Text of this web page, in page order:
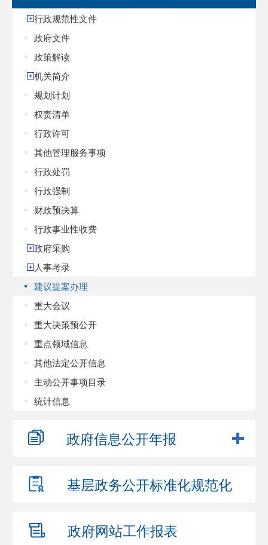
行政规范性文件
政府文件
政策解读
机关简介
规划计划
权责清单
行政许可
其他管理服务事项
行政处罚
行政强制
财政预决算
行政事业性收费
政府采购
人事考录
建议提案办理
重大会议
重大决策预公开
重点领域信息
其他法定公开信息
主动公开事项目录
统计信息
政府信息公开年报
基层政务公开标准化规范化
政府网站工作报表